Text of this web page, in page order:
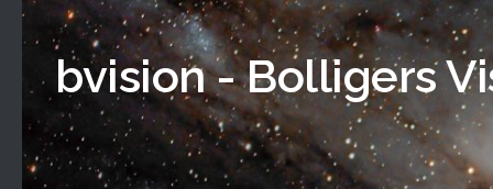
Skip to content
bvision - Bolligers